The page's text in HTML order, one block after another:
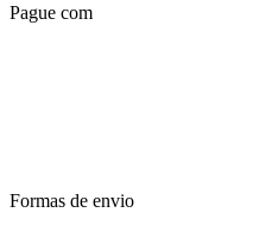
Pague com
Formas de envio